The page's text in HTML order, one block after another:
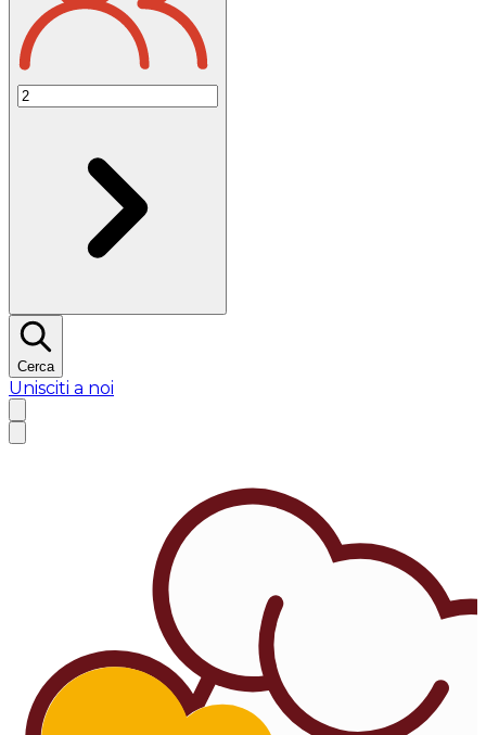
Cerca
Unisciti a noi